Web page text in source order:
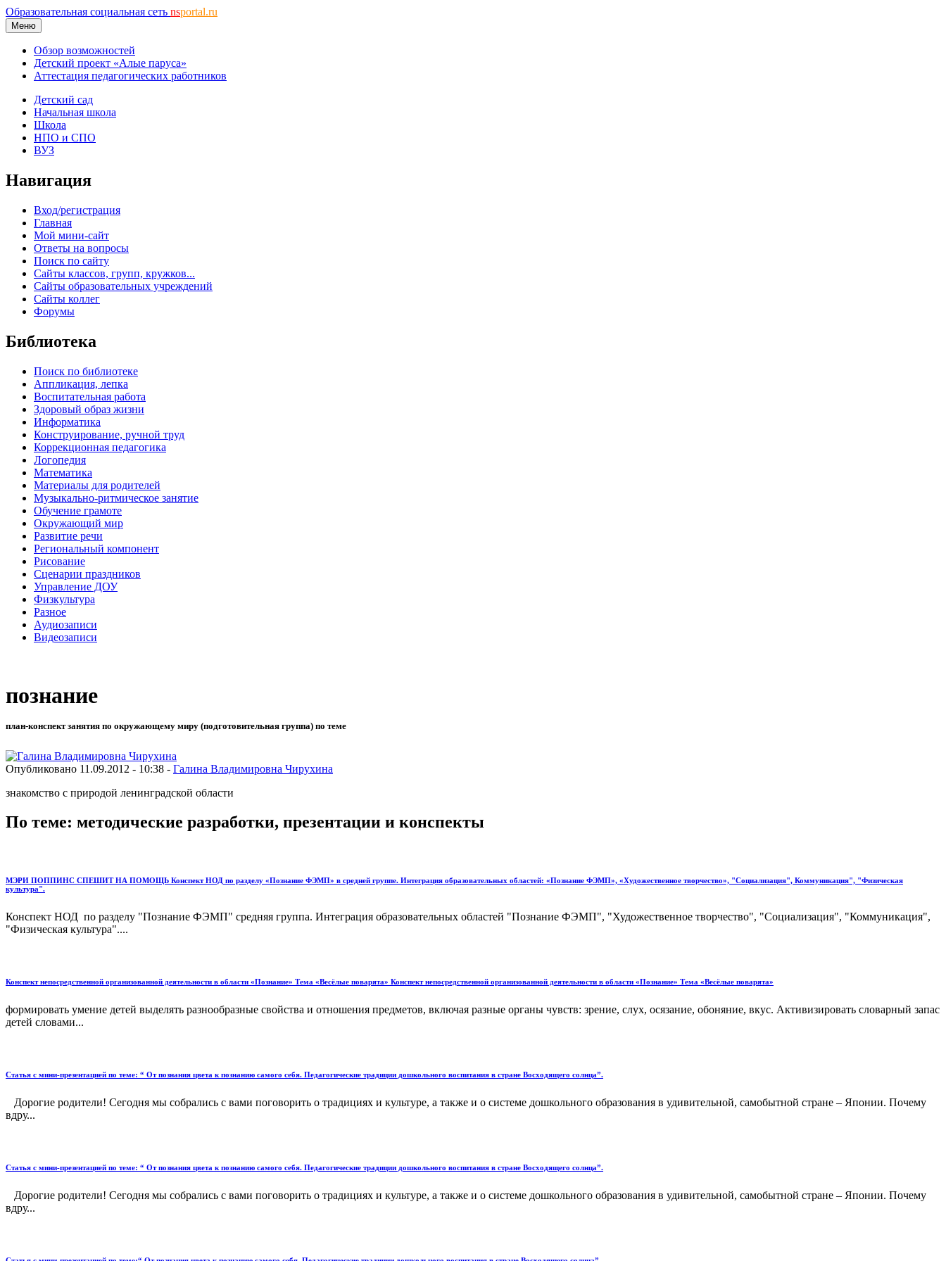
Образовательная социальная сеть nsportal.ru
Меню
Обзор возможностей
Детский проект «Алые паруса»
Аттестация педагогических работников
Детский сад
Начальная школа
Школа
НПО и СПО
ВУЗ
Навигация
Вход/регистрация
Главная
Мой мини-сайт
Ответы на вопросы
Поиск по сайту
Сайты классов, групп, кружков...
Сайты образовательных учреждений
Сайты коллег
Форумы
Библиотека
Поиск по библиотеке
Аппликация, лепка
Воспитательная работа
Здоровый образ жизни
Информатика
Конструирование, ручной труд
Коррекционная педагогика
Логопедия
Математика
Материалы для родителей
Музыкально-ритмическое занятие
Обучение грамоте
Окружающий мир
Развитие речи
Региональный компонент
Рисование
Сценарии праздников
Управление ДОУ
Физкультура
Разное
Аудиозаписи
Видеозаписи
познание
план-конспект занятия по окружающему миру (подготовительная группа) по теме
Опубликовано 11.09.2012 - 10:38 - Галина Владимировна Чирухина
знакомство с природой ленинградской области
По теме: методические разработки, презентации и конспекты
МЭРИ ПОППИНС СПЕШИТ НА ПОМОЩЬ Конспект НОД по разделу «Познание ФЭМП» в средней группе. Интеграция образовательных областей: «Познание ФЭМП», «Художественное творчество», "Социализация", Коммуникация", "Физическая
культура".
Конспект НОД по разделу "Познание ФЭМП" средняя группа. Интеграция образовательных областей "Познание ФЭМП", "Художественное творчество", "Социализация", "Коммуникация",
"Физическая культура"....
Конспект непосредственной организованной деятельности в области «Познание» Тема «Весёлые поварята» Конспект непосредственной организованной деятельности в области «Познание» Тема «Весёлые поварята»
формировать умение детей выделять разнообразные свойства и отношения предметов, включая разные органы чувств: зрение, слух, осязание, обоняние, вкус. Активизировать словарный запас
детей словами...
Статья с мини-презентацией по теме: “ От познания цвета к познанию самого себя. Педагогические традиции дошкольного воспитания в стране Восходящего солнца”.
Дорогие родители! Сегодня мы собрались с вами поговорить о традициях и культуре, а также и о системе дошкольного образования в удивительной, самобытной стране – Японии. Почему
вдру...
Статья с мини-презентацией по теме: “ От познания цвета к познанию самого себя. Педагогические традиции дошкольного воспитания в стране Восходящего солнца”.
Дорогие родители! Сегодня мы собрались с вами поговорить о традициях и культуре, а также и о системе дошкольного образования в удивительной, самобытной стране – Японии. Почему
вдру...